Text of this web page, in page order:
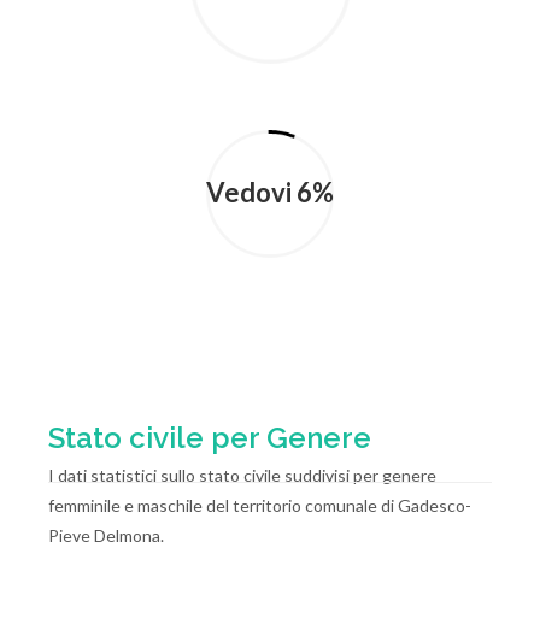
Vedovi 6%
Stato civile per Genere
I dati statistici sullo stato civile suddivisi per genere
femminile e maschile del territorio comunale di Gadesco-
Pieve Delmona.